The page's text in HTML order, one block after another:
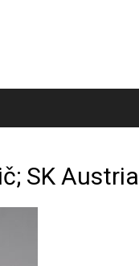
SK Austria